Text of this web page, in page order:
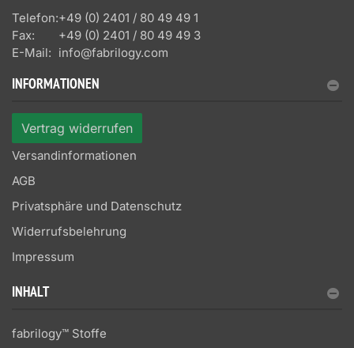
Telefon:+49 (0) 2401 / 80 49 49 1
Fax:
+49 (0) 2401 / 80 49 49 3
E-Mail: info@fabrilogy.com
INFORMATIONEN
Vertrag widerrufen
Versandinformationen
AGB
Privatsphäre und Datenschutz
Widerrufsbelehrung
Impressum
INHALT
fabrilogy™ Stoffe